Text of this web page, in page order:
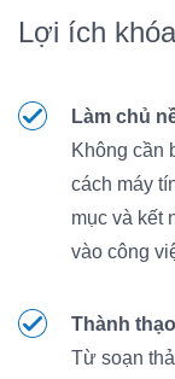
Lợi ích
Làm chủ
Không cần
cách máy
mục và kết
vào công
Thành
Từ soạn